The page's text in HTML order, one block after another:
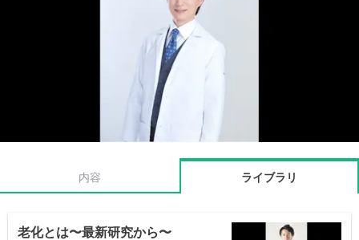
内容 ライブラリ
老化とは〜最新研究から〜